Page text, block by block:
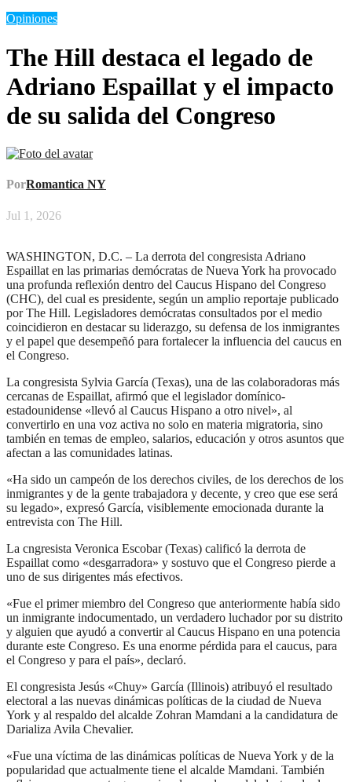
Opiniones
The Hill destaca el legado de
Adriano Espaillat y el impacto
de su salida del Congreso
PorRomantica NY
Jul 1, 2026
WASHINGTON, D.C. – La derrota del congresista Adriano
Espaillat en las primarias demócratas de Nueva York ha provocado
una profunda reflexión dentro del Caucus Hispano del Congreso
(CHC), del cual es presidente, según un amplio reportaje publicado
por The Hill. Legisladores demócratas consultados por el medio
coincidieron en destacar su liderazgo, su defensa de los inmigrantes
y el papel que desempeñó para fortalecer la influencia del caucus en
el Congreso.
La congresista Sylvia García (Texas), una de las colaboradoras más
cercanas de Espaillat, afirmó que el legislador domínico-
estadounidense «llevó al Caucus Hispano a otro nivel», al
convertirlo en una voz activa no solo en materia migratoria, sino
también en temas de empleo, salarios, educación y otros asuntos que
afectan a las comunidades latinas.
«Ha sido un campeón de los derechos civiles, de los derechos de los
inmigrantes y de la gente trabajadora y decente, y creo que ese será
su legado», expresó García, visiblemente emocionada durante la
entrevista con The Hill.
La cngresista Veronica Escobar (Texas) calificó la derrota de
Espaillat como «desgarradora» y sostuvo que el Congreso pierde a
uno de sus dirigentes más efectivos.
«Fue el primer miembro del Congreso que anteriormente había sido
un inmigrante indocumentado, un verdadero luchador por su distrito
y alguien que ayudó a convertir al Caucus Hispano en una potencia
durante este Congreso. Es una enorme pérdida para el caucus, para
el Congreso y para el país», declaró.
El congresista Jesús «Chuy» García (Illinois) atribuyó el resultado
electoral a las nuevas dinámicas políticas de la ciudad de Nueva
York y al respaldo del alcalde Zohran Mamdani a la candidatura de
Darializa Avila Chevalier.
«Fue una víctima de las dinámicas políticas de Nueva York y de la
popularidad que actualmente tiene el alcalde Mamdani. También